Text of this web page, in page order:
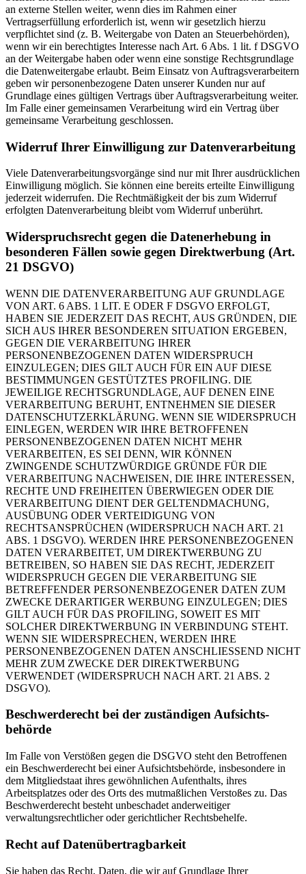
an externe Stellen weiter, wenn dies im Rahmen einer
Vertragserfüllung erforderlich ist, wenn wir gesetzlich hierzu
verpflichtet sind (z. B. Weitergabe von Daten an Steuerbehörden),
wenn wir ein berechtigtes Interesse nach Art. 6 Abs. 1 lit. f DSGVO
an der Weitergabe haben oder wenn eine sonstige Rechtsgrundlage
die Datenweitergabe erlaubt. Beim Einsatz von Auftragsverarbeitern
geben wir personenbezogene Daten unserer Kunden nur auf
Grundlage eines gültigen Vertrags über Auftragsverarbeitung weiter.
Im Falle einer gemeinsamen Verarbeitung wird ein Vertrag über
gemeinsame Verarbeitung geschlossen.
Widerruf Ihrer Einwilligung zur Datenverarbeitung
Viele Datenverarbeitungsvorgänge sind nur mit Ihrer ausdrücklichen
Einwilligung möglich. Sie können eine bereits erteilte Einwilligung
jederzeit widerrufen. Die Rechtmäßigkeit der bis zum Widerruf
erfolgten Datenverarbeitung bleibt vom Widerruf unberührt.
Widerspruchsrecht gegen die Datenerhebung in
besonderen Fällen sowie gegen Direktwerbung (Art.
21 DSGVO)
WENN DIE DATENVERARBEITUNG AUF GRUNDLAGE
VON ART. 6 ABS. 1 LIT. E ODER F DSGVO ERFOLGT,
HABEN SIE JEDERZEIT DAS RECHT, AUS GRÜNDEN, DIE
SICH AUS IHRER BESONDEREN SITUATION ERGEBEN,
GEGEN DIE VERARBEITUNG IHRER
PERSONENBEZOGENEN DATEN WIDERSPRUCH
EINZULEGEN; DIES GILT AUCH FÜR EIN AUF DIESE
BESTIMMUNGEN GESTÜTZTES PROFILING. DIE
JEWEILIGE RECHTSGRUNDLAGE, AUF DENEN EINE
VERARBEITUNG BERUHT, ENTNEHMEN SIE DIESER
DATENSCHUTZERKLÄRUNG. WENN SIE WIDERSPRUCH
EINLEGEN, WERDEN WIR IHRE BETROFFENEN
PERSONENBEZOGENEN DATEN NICHT MEHR
VERARBEITEN, ES SEI DENN, WIR KÖNNEN
ZWINGENDE SCHUTZWÜRDIGE GRÜNDE FÜR DIE
VERARBEITUNG NACHWEISEN, DIE IHRE INTERESSEN,
RECHTE UND FREIHEITEN ÜBERWIEGEN ODER DIE
VERARBEITUNG DIENT DER GELTENDMACHUNG,
AUSÜBUNG ODER VERTEIDIGUNG VON
RECHTSANSPRÜCHEN (WIDERSPRUCH NACH ART. 21
ABS. 1 DSGVO). WERDEN IHRE PERSONENBEZOGENEN
DATEN VERARBEITET, UM DIREKTWERBUNG ZU
BETREIBEN, SO HABEN SIE DAS RECHT, JEDERZEIT
WIDERSPRUCH GEGEN DIE VERARBEITUNG SIE
BETREFFENDER PERSONENBEZOGENER DATEN ZUM
ZWECKE DERARTIGER WERBUNG EINZULEGEN; DIES
GILT AUCH FÜR DAS PROFILING, SOWEIT ES MIT
SOLCHER DIREKTWERBUNG IN VERBINDUNG STEHT.
WENN SIE WIDERSPRECHEN, WERDEN IHRE
PERSONENBEZOGENEN DATEN ANSCHLIESSEND NICHT
MEHR ZUM ZWECKE DER DIREKTWERBUNG
VERWENDET (WIDERSPRUCH NACH ART. 21 ABS. 2
DSGVO).
Beschwerde­recht bei der zuständigen Aufsichts­
behörde
Im Falle von Verstößen gegen die DSGVO steht den Betroffenen
ein Beschwerderecht bei einer Aufsichtsbehörde, insbesondere in
dem Mitgliedstaat ihres gewöhnlichen Aufenthalts, ihres
Arbeitsplatzes oder des Orts des mutmaßlichen Verstoßes zu. Das
Beschwerderecht besteht unbeschadet anderweitiger
verwaltungsrechtlicher oder gerichtlicher Rechtsbehelfe.
Recht auf Daten­übertrag­barkeit
Sie haben das Recht, Daten, die wir auf Grundlage Ihrer